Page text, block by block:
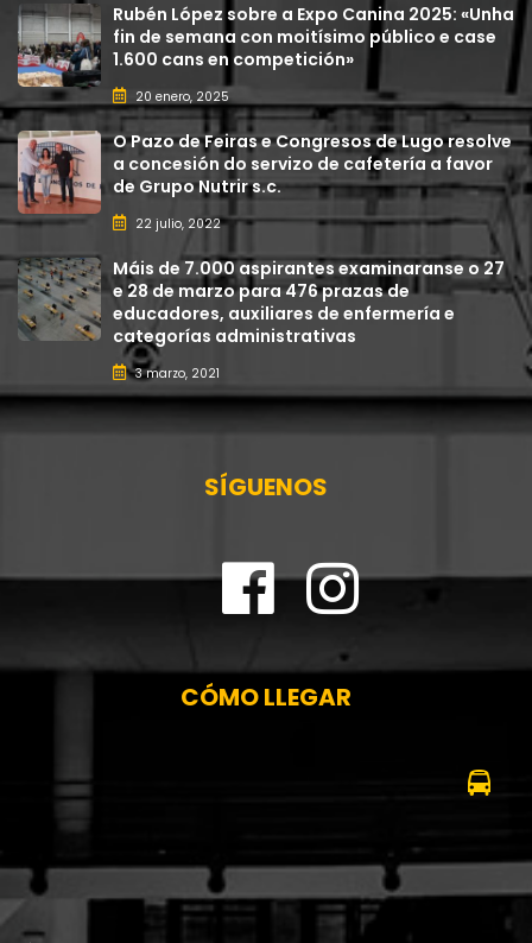
Rubén López sobre a Expo Canina 2025: «Unha
fin de semana con moitísimo público e case
1.600 cans en competición»
20 enero, 2025
O Pazo de Feiras e Congresos de Lugo resolve
a concesión do servizo de cafetería a favor
de Grupo Nutrir s.c.
22 julio, 2022
Máis de 7.000 aspirantes examinaranse o 27
e 28 de marzo para 476 prazas de
educadores, auxiliares de enfermería e
categorías administrativas
3 marzo, 2021
SÍGUENOS
CÓMO LLEGAR